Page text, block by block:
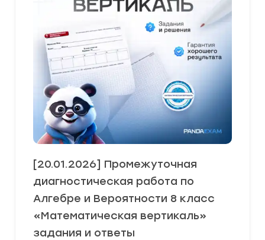
[20.01.2026] Промежуточная
диагностическая работа по
Алгебре и Вероятности 8 класс
«Математическая вертикаль»
задания и ответы